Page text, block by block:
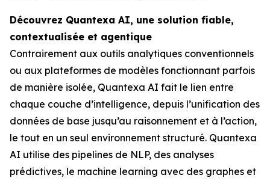
Découvrez Quantexa AI, une solution fiable,
contextualisée et agentique
Contrairement aux outils analytiques conventionnels
ou aux plateformes de modèles fonctionnant parfois
de manière isolée, Quantexa AI fait le lien entre
chaque couche d’intelligence, depuis l’unification des
données de base jusqu’au raisonnement et à l’action,
le tout en un seul environnement structuré. Quantexa
AI utilise des pipelines de NLP, des analyses
prédictives, le machine learning avec des graphes et